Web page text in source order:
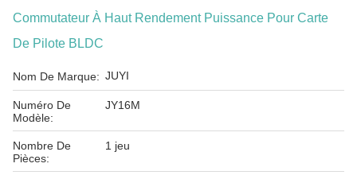
Commutateur À Haut Rendement Puissance Pour Carte
De Pilote BLDC
Nom De Marque: JUYI
Numéro De
Modèle:
JY16M
Nombre De
Pièces:
1 jeu